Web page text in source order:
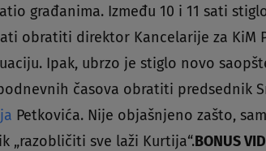
građanima. Između 10 i 11 sati
obratiti direktor Kancelarije za KiM
Ipak, ubrzo je stiglo novo
časova obratiti predsednik
Petkovića. Nije objašnjeno zašto,
„razobličiti sve laži Kurtija“.BONUS